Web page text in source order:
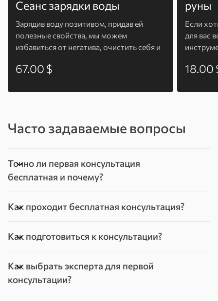
Сеанс зарядки воды
Зарядив воду позитивом, придав ей
полезные свойства, мы можем
избавиться от негатива, очистить себя и
информации.
67.00 $
руны
Если
для вас
18.00
Часто задаваемые вопросы
Точно ли первая консультация
бесплатная и почему?
Как проходит бесплатная консультация?
Как подготовиться к консультации?
Как выбрать эксперта для первой
консультации?